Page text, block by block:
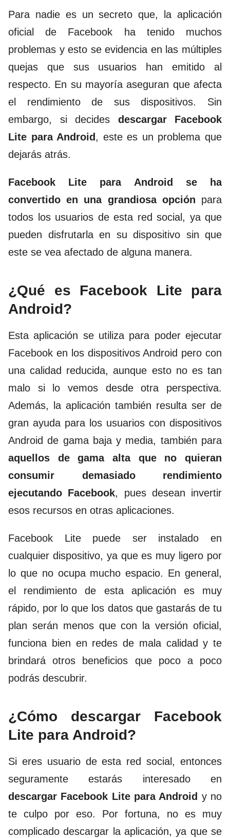
Para nadie es un secreto que, la aplicación
oficial de Facebook ha tenido muchos
problemas y esto se evidencia en las múltiples
quejas que sus usuarios han emitido al
respecto. En su mayoría aseguran que afecta
el rendimiento de sus dispositivos. Sin
embargo, si decides descargar Facebook
Lite para Android, este es un problema que
dejarás atrás.
Facebook Lite para Android se ha
convertido en una grandiosa opción para
todos los usuarios de esta red social, ya que
pueden disfrutarla en su dispositivo sin que
este se vea afectado de alguna manera.
¿Qué es Facebook Lite para
Android?
Esta aplicación se utiliza para poder ejecutar
Facebook en los dispositivos Android pero con
una calidad reducida, aunque esto no es tan
malo si lo vemos desde otra perspectiva.
Además, la aplicación también resulta ser de
gran ayuda para los usuarios con dispositivos
Android de gama baja y media, también para
aquellos de gama alta que no quieran
consumir demasiado rendimiento
ejecutando Facebook, pues desean invertir
esos recursos en otras aplicaciones.
Facebook Lite puede ser instalado en
cualquier dispositivo, ya que es muy ligero por
lo que no ocupa mucho espacio. En general,
el rendimiento de esta aplicación es muy
rápido, por lo que los datos que gastarás de tu
plan serán menos que con la versión oficial,
funciona bien en redes de mala calidad y te
brindará otros beneficios que poco a poco
podrás descubrir.
¿Cómo descargar Facebook
Lite para Android?
Si eres usuario de esta red social, entonces
seguramente estarás interesado en
descargar Facebook Lite para Android y no
te culpo por eso. Por fortuna, no es muy
complicado descargar la aplicación, ya que se